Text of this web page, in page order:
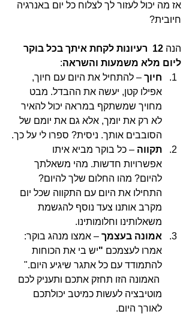
אז מה יכול לעזור לך לצלוח כל יום באנרגיה
חיובית?
הנה
12  רעיונות לקחת איתך בכל בוקר
ליום מלא משמעות והשראה:
חיוך – להתחיל את היום עם חיוך,
אפילו קטן, יעשה את ההבדל. מבט
מחויך שמשתקף במראה יכול להאיר
לא רק את יומך, אלא גם את יומם של
הסובבים אותך. ניסית? ספרו לי על כך.
תקווה – כל בוקר מביא איתו
אפשרויות חדשות. מהי משאלתך
להיום? מהו החלום שלך להיום?
התחילו את היום עם התקווה שכל יום
מקרב אותנו צעד נוסף להגשמת
משאלותינו וחלומותינו.
אמונה בעצמך – אמצו מנהג בוקר:
אמרו לעצמכם "יש בי את הכוחות
להתמודד עם כל אתגר שיגיע היום."
האמונה הזו תחזק אתכם ותעניק לכם
מוטיבציה לעשות כמיטב יכולתכם
לאורך היום.